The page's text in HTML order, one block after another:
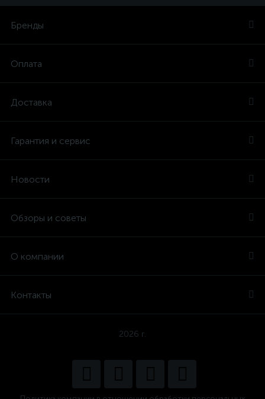
Бренды
Оплата
Доставка
Гарантия и сервис
Новости
Обзоры и советы
О компании
Контакты
2026 г.